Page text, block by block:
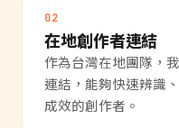
02
在地創作者連結
作為台灣在地團隊，
連結，能夠快速辨識
成效的創作者。